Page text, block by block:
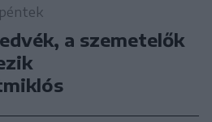
a szemetelők